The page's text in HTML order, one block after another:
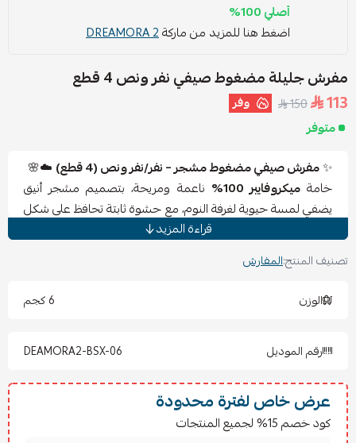
أصلي 100%
اضغط هنا للمزيد من ماركةDREAMORA 2
مفرش جليلة مضغوط صيفي نفر ونص 4 قطع
113
150 وفر
متوفر
✨مفرش صيفي مضغوط مشجر – نفر/نفر ونص (4 قطع)
☁️🌸
خامةميكروفايبر 100%
ناعمة ومريحة، بتصميم مشجر أنيق
يضفي لمسة حيوية لغرفة النوم، مع حشوة ثابتة تحافظ على شكل
المحتويات – (4 قطع):
🛏
😍كيس خدادية
تعليمات الغسيل والكي:
يُغسل عند درجة حرارة 30° بدورة لطيفة
يُستخدم مسحوق غسيل لطيف وخالٍ من المبيضات
قراءة المزيد
تصنيف المنتج:المفارش
الوزن
6 كجم
رقم الموديل DEAMORA2-BSX-06
عرض خاص لفترة محدودة
كود خصم 15% لجميع المنتجات